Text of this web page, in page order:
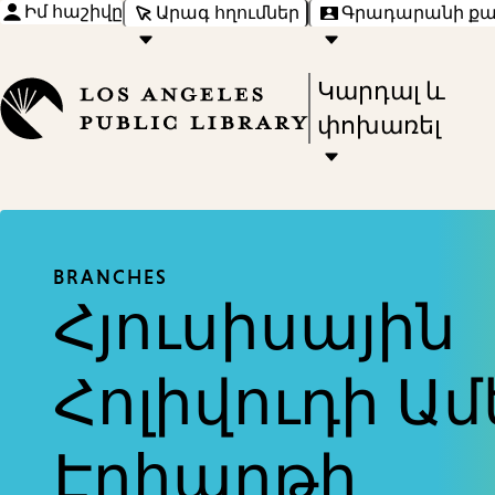
Իմ հաշիվը Արագ հղումներ Գրադարանի
Press
Enter
to
arrow
access
the
items
Կարդալ և
փոխառել
BRANCHES
Հյուսիսային
Հոլիվուդի
Էրհարթի